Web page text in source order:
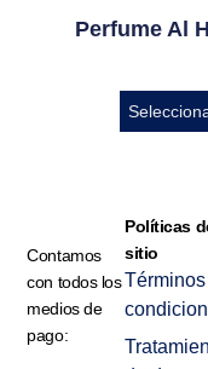
Perfume Al
Contamos
con todos los
medios de
pago:
Políticas
sitio